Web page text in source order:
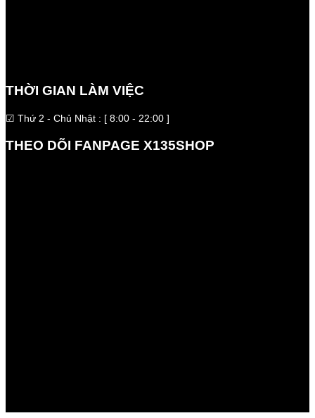
THỜI GIAN LÀM VIỆC
☑ Thứ 2 - Chủ Nhật : [ 8:00 - 22:00 ]
THEO DÕI FANPAGE X135SHOP